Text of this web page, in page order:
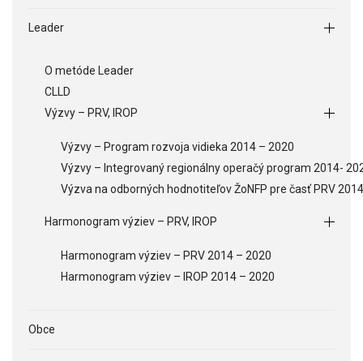
Leader
O metóde Leader
CLLD
Výzvy – PRV, IROP
Výzvy – Program rozvoja vidieka 2014 – 2020
Výzvy – Integrovaný regionálny operačý program 2014-
Výzva na odborných hodnotiteľov ŽoNFP pre časť PRV
Harmonogram výziev – PRV, IROP
Harmonogram výziev – PRV 2014 – 2020
Harmonogram výziev – IROP 2014 – 2020
Obce